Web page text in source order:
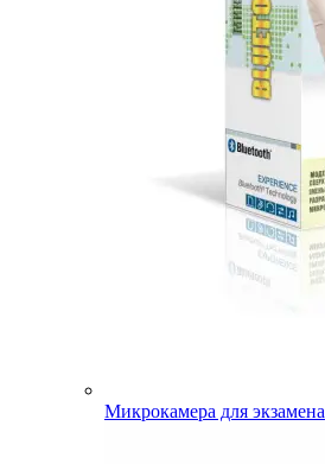
Микрокамера для экзамена